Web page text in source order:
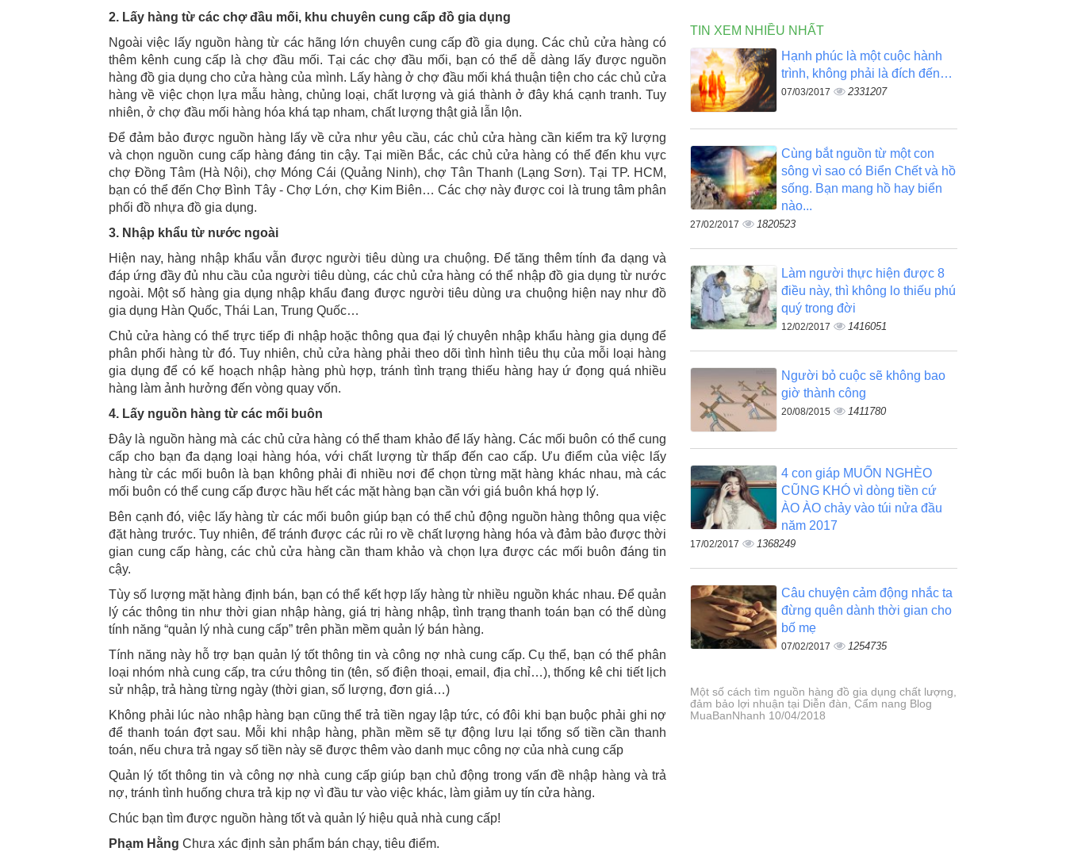
2. Lấy hàng từ các chợ đầu mối, khu chuyên cung cấp đồ gia dụng
Ngoài việc lấy nguồn hàng từ các hãng lớn chuyên cung cấp đồ gia dụng. Các chủ cửa hàng có
thêm kênh cung cấp là chợ đầu mối. Tại các chợ đầu mối, bạn có thể dễ dàng lấy được nguồn
hàng đồ gia dụng cho cửa hàng của mình. Lấy hàng ở chợ đầu mối khá thuận tiện cho các chủ cửa
hàng về việc chọn lựa mẫu hàng, chủng loại, chất lượng và giá thành ở đây khá cạnh tranh. Tuy
nhiên, ở chợ đầu mối hàng hóa khá tạp nham, chất lượng thật giả lẫn lộn.
Để đảm bảo được nguồn hàng lấy về cửa như yêu cầu, các chủ cửa hàng cần kiểm tra kỹ lượng
và chọn nguồn cung cấp hàng đáng tin cậy. Tại miền Bắc, các chủ cửa hàng có thể đến khu vực
chợ Đồng Tâm (Hà Nội), chợ Móng Cái (Quảng Ninh), chợ Tân Thanh (Lạng Sơn). Tại TP. HCM,
bạn có thể đến Chợ Bình Tây - Chợ Lớn, chợ Kim Biên… Các chợ này được coi là trung tâm phân
phối đồ nhựa đồ gia dụng.
3. Nhập khẩu từ nước ngoài
Hiện nay, hàng nhập khẩu vẫn được người tiêu dùng ưa chuộng. Để tăng thêm tính đa dạng và
đáp ứng đầy đủ nhu cầu của người tiêu dùng, các chủ cửa hàng có thể nhập đồ gia dụng từ nước
ngoài. Một số hàng gia dụng nhập khẩu đang được người tiêu dùng ưa chuộng hiện nay như đồ
gia dụng Hàn Quốc, Thái Lan, Trung Quốc…
Chủ cửa hàng có thể trực tiếp đi nhập hoặc thông qua đại lý chuyên nhập khẩu hàng gia dụng để
phân phối hàng từ đó. Tuy nhiên, chủ cửa hàng phải theo dõi tình hình tiêu thụ của mỗi loại hàng
gia dụng để có kế hoạch nhập hàng phù hợp, tránh tình trạng thiếu hàng hay ứ đọng quá nhiều
hàng làm ảnh hưởng đến vòng quay vốn.
4. Lấy nguồn hàng từ các mối buôn
Đây là nguồn hàng mà các chủ cửa hàng có thể tham khảo để lấy hàng. Các mối buôn có thể cung
cấp cho bạn đa dạng loại hàng hóa, với chất lượng từ thấp đến cao cấp. Ưu điểm của việc lấy
hàng từ các mối buôn là bạn không phải đi nhiều nơi để chọn từng mặt hàng khác nhau, mà các
mối buôn có thể cung cấp được hầu hết các mặt hàng bạn cần với giá buôn khá hợp lý.
Bên cạnh đó, việc lấy hàng từ các mối buôn giúp bạn có thể chủ động nguồn hàng thông qua việc
đặt hàng trước. Tuy nhiên, để tránh được các rủi ro về chất lượng hàng hóa và đảm bảo được thời
gian cung cấp hàng, các chủ cửa hàng cần tham khảo và chọn lựa được các mối buôn đáng tin
cậy.
Tùy số lượng mặt hàng định bán, bạn có thể kết hợp lấy hàng từ nhiều nguồn khác nhau. Để quản
lý các thông tin như thời gian nhập hàng, giá trị hàng nhập, tình trạng thanh toán bạn có thể dùng
tính năng “quản lý nhà cung cấp” trên phần mềm quản lý bán hàng.
Tính năng này hỗ trợ bạn quản lý tốt thông tin và công nợ nhà cung cấp. Cụ thể, bạn có thể phân
loại nhóm nhà cung cấp, tra cứu thông tin (tên, số điện thoại, email, địa chỉ…), thống kê chi tiết lịch
sử nhập, trả hàng từng ngày (thời gian, số lượng, đơn giá…)
Không phải lúc nào nhập hàng bạn cũng thể trả tiền ngay lập tức, có đôi khi bạn buộc phải ghi nợ
để thanh toán đợt sau. Mỗi khi nhập hàng, phần mềm sẽ tự động lưu lại tổng số tiền cần thanh
toán, nếu chưa trả ngay số tiền này sẽ được thêm vào danh mục công nợ của nhà cung cấp
Quản lý tốt thông tin và công nợ nhà cung cấp giúp bạn chủ động trong vấn đề nhập hàng và trả
nợ, tránh tình huống chưa trả kịp nợ vì đầu tư vào việc khác, làm giảm uy tín cửa hàng.
Chúc bạn tìm được nguồn hàng tốt và quản lý hiệu quả nhà cung cấp!
Phạm Hằng Chưa xác định sản phẩm bán chạy, tiêu điểm.
TIN XEM NHIỀU NHẤT
Hạnh phúc là một cuộc hành
trình, không phải là đích đến…
07/03/2017 2331207
Cùng bắt nguồn từ một con
sông vì sao có Biển Chết và hồ
sống. Bạn mang hồ hay biển
nào...
27/02/2017 1820523
Làm người thực hiện được 8
điều này, thì không lo thiếu phú
quý trong đời
12/02/2017 1416051
Người bỏ cuộc sẽ không bao
giờ thành công
20/08/2015 1411780
4 con giáp MUỐN NGHÈO
CŨNG KHÓ vì dòng tiền cứ
ÀO ÀO chảy vào túi nửa đầu
năm 2017
17/02/2017 1368249
Câu chuyện cảm động nhắc ta
đừng quên dành thời gian cho
bố mẹ
07/02/2017 1254735
Một số cách tìm nguồn hàng đồ gia dụng chất lượng,
đảm bảo lợi nhuận tại Diễn đàn, Cẩm nang Blog
MuaBanNhanh 10/04/2018